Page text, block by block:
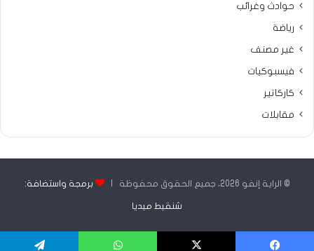
حوادث وغرائب
رياضة
غير مصنف
فيسبوكيات
كاركاتير
مقابلات
© الراية إنفو 2026، جميع الحقوق محفوظة | برمجة واستضافة:
شنقيط ميديا